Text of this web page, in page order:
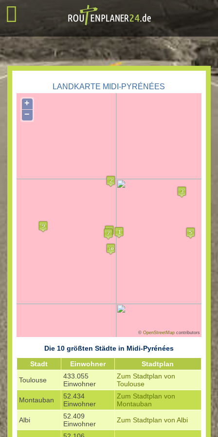
LANDKARTE MIDI-PYRÉNÉES
+
−
©OpenStreetMap contributors
Die 10 größten Städte in Midi-Pyrénées
Stadt
Einwohner Stadtplan
Toulouse
433.055
Einwohner
Zum Stadtplan von
Toulouse
Montauban
52.434
Einwohner
Zum Stadtplan von
Montauban
Albi
52.409
Einwohner
Zum Stadtplan von Albi